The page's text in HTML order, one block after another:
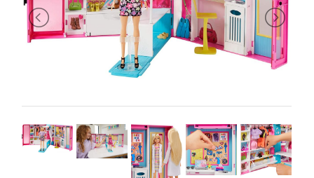
PRIMA
INFANZIA
VALIGERIA-